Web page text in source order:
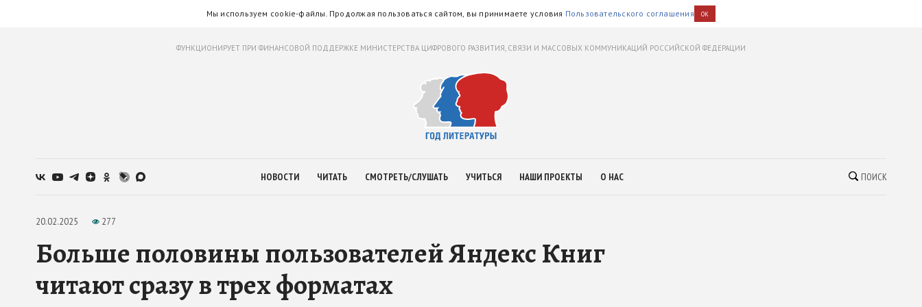
Мы используем cookie-файлы. Продолжая пользоваться сайтом, вы принимаете условия Пользовательского соглашения OK
ФУНКЦИОНИРУЕТ ПРИ ФИНАНСОВОЙ ПОДДЕРЖКЕ МИНИСТЕРСТВА ЦИФРОВОГО РАЗВИТИЯ, СВЯЗИ И МАССОВЫХ КОММУНИКАЦИЙ РОССИЙСКОЙ ФЕДЕРАЦИИ
НОВОСТИ ЧИТАТЬ СМОТРЕТЬ/СЛУШАТЬ УЧИТЬСЯ НАШИ ПРОЕКТЫ О НАС ПОИСК
20.02.2025 277
Больше половины пользователей Яндекс Книг
читают сразу в трех форматах